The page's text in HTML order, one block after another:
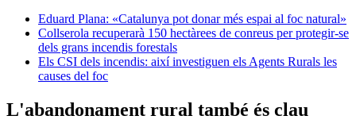
Eduard Plana: «Catalunya pot donar més espai al foc natural»
Collserola recuperarà 150 hectàrees de conreus per protegir-se
dels grans incendis forestals
Els CSI dels incendis: així investiguen els Agents Rurals les
causes del foc
L'abandonament rural també és clau